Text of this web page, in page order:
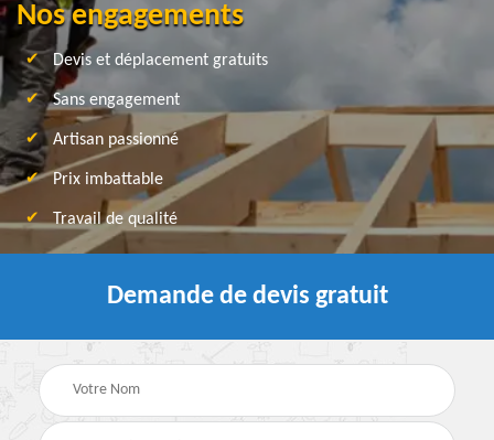
Nos engagements
Devis et déplacement gratuits
Sans engagement
Artisan passionné
Prix imbattable
Travail de qualité
Demande de devis gratuit